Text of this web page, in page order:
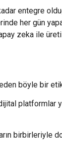
kadar entegre
her gün
zeka ile
böyle bir
platformlar
birbirleriyle